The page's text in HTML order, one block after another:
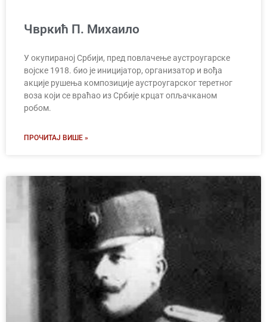
Чвркић П. Михаило
У окупираној Србији, пред повлачење аустроугарске
војске 1918. био је иницијатор, организатор и вођа
акције рушења композиције аустроугарског теретног
воза који се враћао из Србије крцат опљачканом
робом.
ПРОЧИТАЈ ВИШЕ »